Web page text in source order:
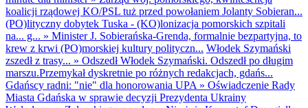
koalicji rządowej KO/PSL tuż przed powołaniem Jolanty Sobieran...
(PO)lityczny dobytek Tuska - (KO)lonizacja pomorskich szpitali
na... g... » Minister J. Sobierańska-Grenda, formalnie bezpartyjna, to
krew z krwi (PO)morskiej kultury polityczn... Włodek Szymański
zszedł z trasy... » Odszedł Włodek Szymański. Odszedł po długim
marszu.Przemykał dyskretnie po różnych redakcjach, gdańs...
Gdańscy radni: "nie" dla honorowania UPA » Oświadczenie Rady
Miasta Gdańska w sprawie decyzji Prezydenta Ukrainy